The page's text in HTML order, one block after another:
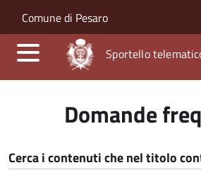
Salta al contenuto principale
Skip to site navigation
Comune di Pesaro
Sportello
Domande
Cerca i contenuti che nel titolo